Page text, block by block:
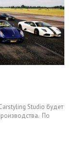
Studio будет
По